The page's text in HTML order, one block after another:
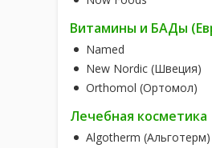
Витамины и БАДы
Named
New Nordic (Швеция)
Orthomol (Ортомол)
Лечебная косметика
Algotherm (Альготерм)